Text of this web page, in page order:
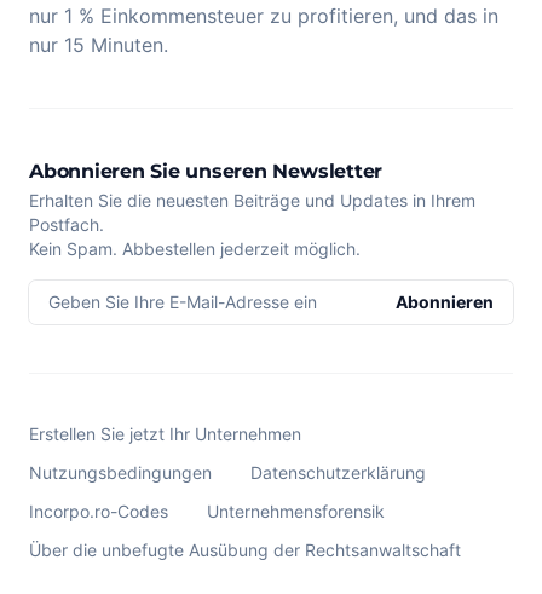
nur 1 % Einkommensteuer zu profitieren, und das in
nur 15 Minuten.
Abonnieren Sie unseren Newsletter
Erhalten Sie die neuesten Beiträge und Updates in Ihrem
Postfach.
Kein Spam. Abbestellen jederzeit möglich.
Geben Sie Ihre E-Mail-Adresse ein Abonnieren
Erstellen Sie jetzt Ihr Unternehmen
Nutzungsbedingungen
Datenschutzerklärung
Incorpo.ro-Codes
Unternehmensforensik
Über die unbefugte Ausübung der Rechtsanwaltschaft